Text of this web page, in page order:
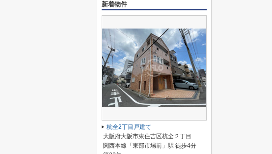
新着物件
杭全2丁目戸建て
大阪府大阪市東住吉区杭全２丁目
関西本線「東部市場前」駅 徒歩4分